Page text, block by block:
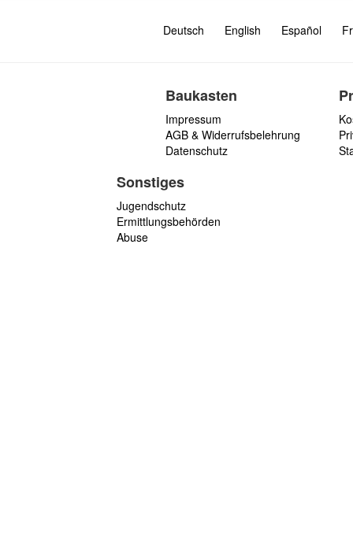
Deutsch English Español
Baukasten
Impressum
AGB & Widerrufsbelehrung
Datenschutz
Sonstiges
Jugendschutz
Ermittlungsbehörden
Abuse